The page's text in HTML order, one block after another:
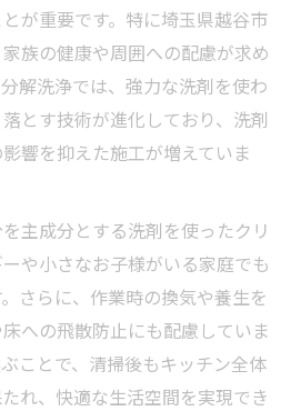
が重要です。特に埼玉県越谷市
族の健康や周囲への配慮が求め
解洗浄では、強力な洗剤を使わ
とす技術が進化しており、洗剤
響を抑えた施工が増えていま
主成分とする洗剤を使ったクリ
や小さなお子様がいる家庭でも
さらに、作業時の換気や養生を
への飛散防止にも配慮していま
ことで、清掃後もキッチン全体
れ、快適な生活空間を実現でき